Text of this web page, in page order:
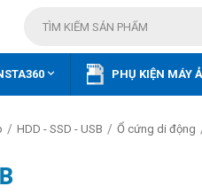
 PHỤ KIỆN MÁY
/ HDD - SSD - USB / Ổ cứng di động